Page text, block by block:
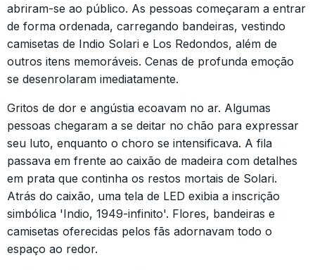
abriram-se ao público. As pessoas começaram a entrar
de forma ordenada, carregando bandeiras, vestindo
camisetas de Indio Solari e Los Redondos, além de
outros itens memoráveis. Cenas de profunda emoção
se desenrolaram imediatamente.
Gritos de dor e angústia ecoavam no ar. Algumas
pessoas chegaram a se deitar no chão para expressar
seu luto, enquanto o choro se intensificava. A fila
passava em frente ao caixão de madeira com detalhes
em prata que continha os restos mortais de Solari.
Atrás do caixão, uma tela de LED exibia a inscrição
simbólica 'Indio, 1949-infinito'. Flores, bandeiras e
camisetas oferecidas pelos fãs adornavam todo o
espaço ao redor.